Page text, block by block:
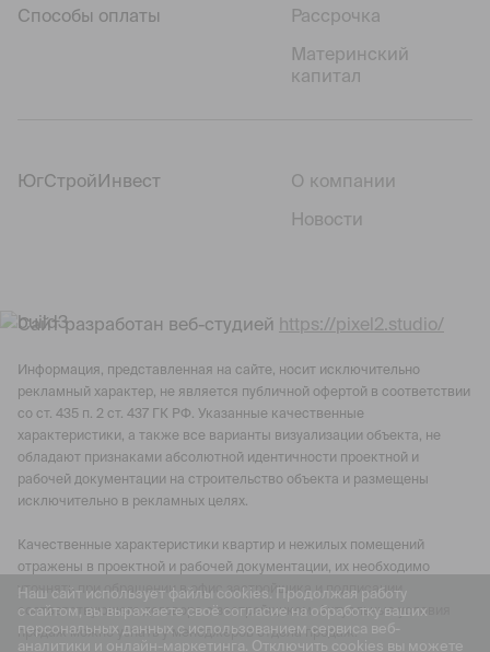
Наш сайт использует файлы cookies. Продолжая работу
с сайтом, вы выражаете своё согласие на обработку ваших
персональных данных с использованием сервиса веб-
аналитики и онлайн-маркетинга. Отключить cookies вы можете
Способы оплаты
Рассрочка
Материнский
капитал
ЮгСтройИнвест
О компании
Новости
Сайт разработан веб-студией https://pixel2.studio/
Информация, представленная на сайте, носит исключительно
рекламный характер, не является публичной офертой в соответствии
со ст. 435 п. 2 ст. 437 ГК РФ. Указанные качественные
характеристики, а также все варианты визуализации объекта, не
обладают признаками абсолютной идентичности проектной и
рабочей документации на строительство объекта и размещены
исключительно в рекламных целях.
Качественные характеристики квартир и нежилых помещений
отражены в проектной и рабочей документации, их необходимо
уточнять при обращении в офис застройщика и подписании
соответствующего договора с застройщиком. Актуальные условия
продаж можно узнать у менеджеров отдела продаж.